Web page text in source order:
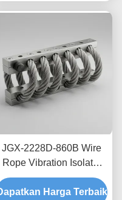
JGX-2228D-860B Wire
Rope Vibration Isolator
Stainless Steel Long
Service Life Absorber
Harga Terbaik